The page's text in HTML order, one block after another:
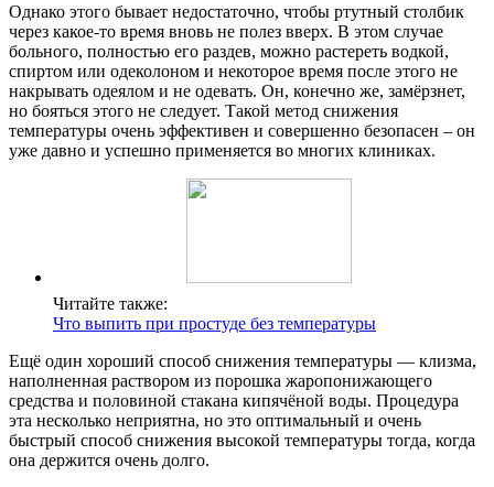
Однако этого бывает недостаточно, чтобы ртутный столбик
через какое-то время вновь не полез вверх. В этом случае
больного, полностью его раздев, можно растереть водкой,
спиртом или одеколоном и некоторое время после этого не
накрывать одеялом и не одевать. Он, конечно же, замёрзнет,
но бояться этого не следует. Такой метод снижения
температуры очень эффективен и совершенно безопасен – он
уже давно и успешно применяется во многих клиниках.
Читайте также:
Что выпить при простуде без температуры
Ещё один хороший способ снижения температуры — клизма,
наполненная раствором из порошка жаропонижающего
средства и половиной стакана кипячёной воды. Процедура
эта несколько неприятна, но это оптимальный и очень
быстрый способ снижения высокой температуры тогда, когда
она держится очень долго.